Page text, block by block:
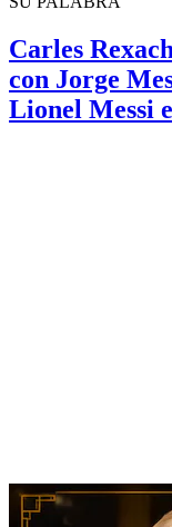
Carles
con Jorge
Lionel Messi